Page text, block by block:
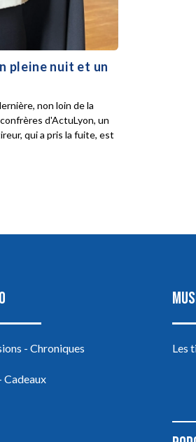
pleine nuit et un
non loin de la
d'ActuLyon, un
qui a pris la fuite, est
- Chroniques
Cadeaux
Les